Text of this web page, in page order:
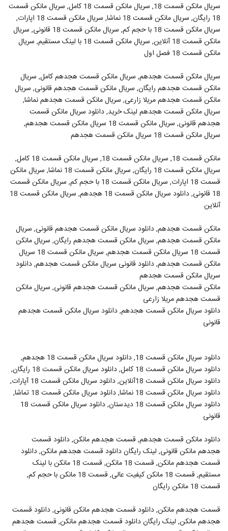
سریال مانکن قسمت 18, سریال مانکن قسمت 18 کامل, سریال مانکن قسمت
18 رایگان, سریال مانکن قسمت 18 نماشا, سریال مانکن قسمت 18 اپارات,
سریال مانکن قسمت 18 با حجم کم, سریال مانکن قسمت 18 قانونی, سریال
مانکن قسمت 18 آنلاین, سریال مانکن قسمت 18 با لینک مستقیم, سریال
مانکن قسمت 18 فصل اول
سریال مانکن قسمت هجدهم, سریال مانکن قسمت هجدهم کامل, سریال
مانکن قسمت هجدهم رایگان, سریال مانکن قسمت هجدهم قانونی, سریال
مانکن قسمت هجدهم مریلا زارعی, سریال مانکن قسمت هجدهم نماشا,
سریال مانکن قسمت هجدهم لینک خرید, دانلود سریال مانکن قسمت
هجدهم قانونی, سریال مانکن قسمت 18 سریال مانکن قسمت هجدهم,
سریال مانکن قسمت 18 سریال مانکن قسمت هجدهم
مانکن قسمت 18, سریال مانکن قسمت 18, سریال مانکن قسمت 18 کامل,
سریال مانکن قسمت 18 رایگان, سریال مانکن قسمت 18 نماشا, سریال مانکن
قسمت 18 اپارات, سریال مانکن قسمت 18 با حجم کم, سریال مانکن قسمت
18 قانونی, دانلود سریال مانکن قسمت 18 هجدهم, سریال مانکن قسمت 18
آنلاین
مانکن قسمت هجدهم, دانلود سریال مانکن قسمت هجدهم قانونی, سریال
مانکن قسمت هجدهم, سریال مانکن قسمت هجدهم رایگان, سریال مانکن
قسمت 18 سریال مانکن قسمت هجدهم, سریال مانکن قسمت 18 سریال
مانکن قسمت هجدهم, دانلود قانونی سریال مانکن قسمت هجدهم, دانلود
سریال مانکن قسمت هجدهم
مانکن قسمت هجدهم, سریال مانکن قسمت هجدهم قانونی, سریال مانکن
قسمت هجدهم مریلا زارعی
دانلود سریال مانکن قسمت هجدهم, دانلود سریال مانکن قسمت هجدهم
قانونی
دانلود سریال مانکن قسمت 18, دانلود سریال مانکن قسمت 18 هجدهم,
دانلود سریال مانکن قسمت 18 کامل, دانلود سریال مانکن قسمت 18 رایگان,
دانلود سریال مانکن قسمت 18آنلاین, دانلود سریال مانکن قسمت 18 آپارات,
دانلود سریال مانکن قسمت 18 نماشا, دانلود سریال مانکن قسمت 18 تماشا,
دانلود سریال مانکن قسمت 18 دیدستان, دانلود سریال مانکن قسمت 18
قانونی
دانلود مانکن قسمت هجدهم, قسمت هجدهم مانکن, دانلود قسمت
هجدهم مانکن قانونی, لینک رایگان دانلود قسمت هجدهم مانکن, دانلود
قسمت هجدهم مانکن, قسمت 18 مانکن, قسمت 18 مانکن با لینک
مستقیم, قسمت 18 مانکن کیفیت عالی, قسمت 18 مانکن با حجم کم,
قسمت 18 مانکن رایگان
قسمت هجدهم مانکن, دانلود قسمت هجدهم مانکن قانونی, دانلود قسمت
هجدهم مانکن, لینک رایگان دانلود قسمت هجدهم مانکن, قسمت هجدهم